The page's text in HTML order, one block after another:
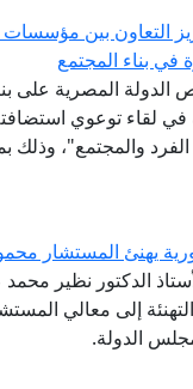
التعاون بين مؤسسات
في بناء المجتمع
الدولة المصرية على
في لقاء توعوي
والمجتمع"، وذلك
يهنئ المستشار
الدكتور نظير
إلى معالي
الدولة.